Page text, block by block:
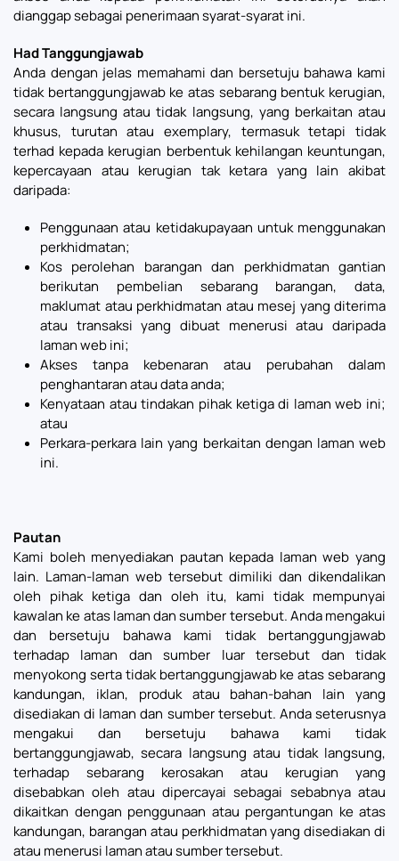
dianggap sebagai penerimaan syarat-syarat ini.
Had Tanggungjawab
Anda dengan jelas memahami dan bersetuju bahawa kami
tidak bertanggungjawab ke atas sebarang bentuk kerugian,
secara langsung atau tidak langsung, yang berkaitan atau
khusus, turutan atau exemplary, termasuk tetapi tidak
terhad kepada kerugian berbentuk kehilangan keuntungan,
kepercayaan atau kerugian tak ketara yang lain akibat
daripada:
Penggunaan atau ketidakupayaan untuk menggunakan
perkhidmatan;
Kos perolehan barangan dan perkhidmatan gantian
berikutan pembelian sebarang barangan, data,
maklumat atau perkhidmatan atau mesej yang diterima
atau transaksi yang dibuat menerusi atau daripada
laman web ini;
Akses tanpa kebenaran atau perubahan dalam
penghantaran atau data anda;
Kenyataan atau tindakan pihak ketiga di laman web ini;
atau
Perkara-perkara lain yang berkaitan dengan laman web
ini.
Pautan
Kami boleh menyediakan pautan kepada laman web yang
lain. Laman-laman web tersebut dimiliki dan dikendalikan
oleh pihak ketiga dan oleh itu, kami tidak mempunyai
kawalan ke atas laman dan sumber tersebut. Anda mengakui
dan bersetuju bahawa kami tidak bertanggungjawab
terhadap laman dan sumber luar tersebut dan tidak
menyokong serta tidak bertanggungjawab ke atas sebarang
kandungan, iklan, produk atau bahan-bahan lain yang
disediakan di laman dan sumber tersebut. Anda seterusnya
mengakui dan bersetuju bahawa kami tidak
bertanggungjawab, secara langsung atau tidak langsung,
terhadap sebarang kerosakan atau kerugian yang
disebabkan oleh atau dipercayai sebagai sebabnya atau
dikaitkan dengan penggunaan atau pergantungan ke atas
kandungan, barangan atau perkhidmatan yang disediakan di
atau menerusi laman atau sumber tersebut.